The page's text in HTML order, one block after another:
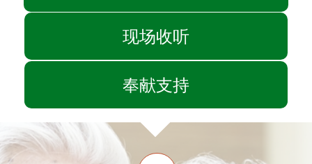
现场收听
奉献支持